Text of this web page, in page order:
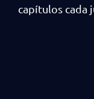
capítulos cada